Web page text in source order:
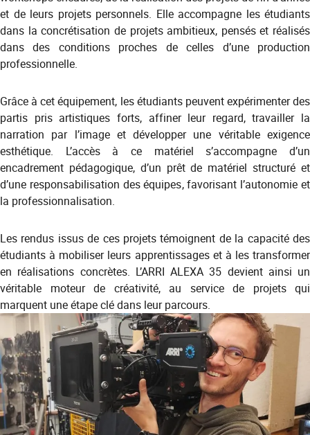
et de leurs projets personnels. Elle accompagne les étudiants
dans la concrétisation de projets ambitieux, pensés et réalisés
dans des conditions proches de celles d’une production
professionnelle.
Grâce à cet équipement, les étudiants peuvent expérimenter des
partis pris artistiques forts, affiner leur regard, travailler la
narration par l’image et développer une véritable exigence
esthétique. L’accès à ce matériel s’accompagne d’un
encadrement pédagogique, d’un prêt de matériel structuré et
d’une responsabilisation des équipes, favorisant l’autonomie et
la professionnalisation.
Les rendus issus de ces projets témoignent de la capacité des
étudiants à mobiliser leurs apprentissages et à les transformer
en réalisations concrètes. L’ARRI ALEXA 35 devient ainsi un
véritable moteur de créativité, au service de projets qui
marquent une étape clé dans leur parcours.